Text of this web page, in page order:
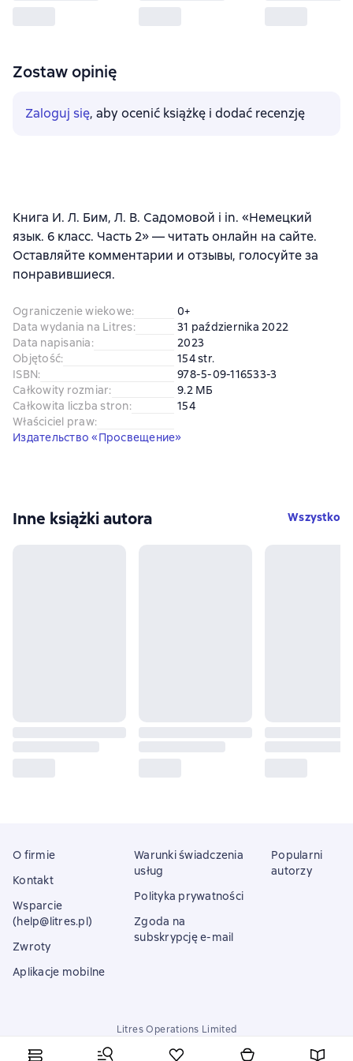
Zostaw opinię
Zaloguj się, aby ocenić książkę i dodać recenzję
Книга И. Л. Бим, Л. В. Садомовой i in. «Немецкий
язык. 6 класс. Часть 2» — читать онлайн на сайте.
Оставляйте комментарии и отзывы, голосуйте за
понравившиеся.
Ograniczenie wiekowe:
0+
Data wydania na Litres:
31 października 2022
Data napisania:
2023
Objętość:
154 str.
ISBN:
978-5-09-116533-3
Całkowity rozmiar:
9.2 МБ
Całkowita liczba stron:
154
Właściciel praw:
Издательство «Просвещение»
Inne książki autora Wszystko
O firmie
Kontakt
Wsparcie
(help@litres.pl)
Zwroty
Aplikacje mobilne
Warunki świadczenia
usług
Polityka prywatności
Zgoda na
subskrypcję e-mail
Popularni
autorzy
Litres Operations Limited